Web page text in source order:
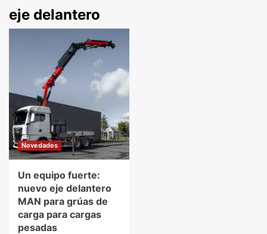
eje delantero
Novedades
Un equipo fuerte:
nuevo eje delantero
MAN para grúas de
carga para cargas
pesadas